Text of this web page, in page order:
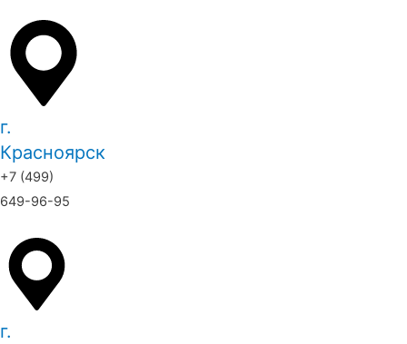
г.
Красноярск
+7 (499)
649-96-95
г.